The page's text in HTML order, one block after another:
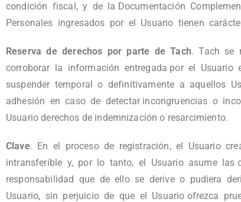
condición fiscal, y de la Documentación
Personales ingresados por el Usuario tienen
Reserva de derechos por parte de Tach. Tach se
corroborar la información entregada por el
suspender temporal o definitivamente a aquellos
adhesión en caso de detectar incongruencias o
Usuario derechos de indemnización o resarcimiento.
Clave. En el proceso de registración, el Usuario
intransferible y, por lo tanto, el Usuario asume
responsabilidad que de ello se derive o pudiera
Usuario, sin perjuicio de que el Usuario ofrezca